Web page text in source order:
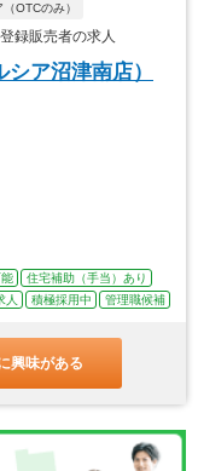
OTCのみ）
録販売者の求人
ア沼津南店）
住宅補助（手当）あり
人 積極採用中 管理職候補
興味がある